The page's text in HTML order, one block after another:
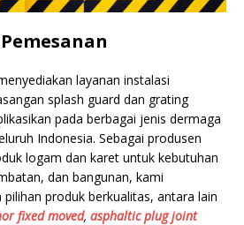
layanan instalasi
splash guard dan grating
pada berbagai jenis dermaga
Indonesia. Sebagai produsen
logam dan karet untuk kebutuhan
dan bangunan, kami
produk berkualitas, antara lain
fixed moved, asphaltic plug joint